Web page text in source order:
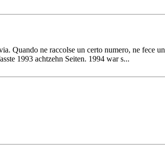
Quando ne raccolse un certo numero, ne fece
1993 achtzehn Seiten. 1994 war s...